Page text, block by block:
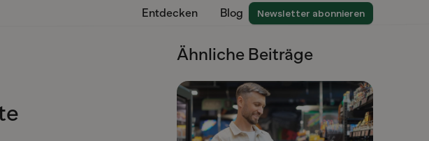
Entdecken Blog Newsletter abonnieren
Ähnliche Beiträge